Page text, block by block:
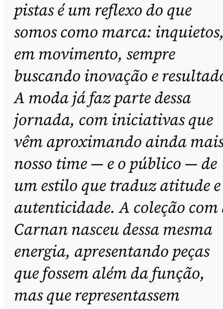
pistas é um reflexo do que
somos como marca:
em movimento, sempre
buscando inovação e
A moda já faz parte dessa
jornada, com iniciativas que
vêm aproximando ainda
nosso time — e o público — de
um estilo que traduz atitude e
autenticidade. A coleção com
Carnan nasceu dessa mesma
energia, apresentando peças
que fossem além da função,
mas que representassem